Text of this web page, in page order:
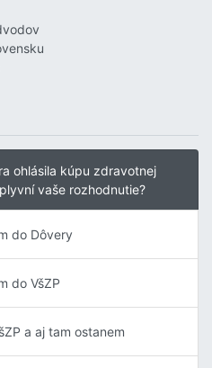
ohlásila kúpu zdravotnej
vaše rozhodnutie?
do Dôvery
do VšZP
a aj tam ostanem